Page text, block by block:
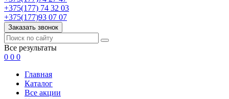
+375(177) 74 32 03
+375(177)93 07 07
Заказать звонок
Все результаты
0 0 0
Главная
Каталог
Все акции